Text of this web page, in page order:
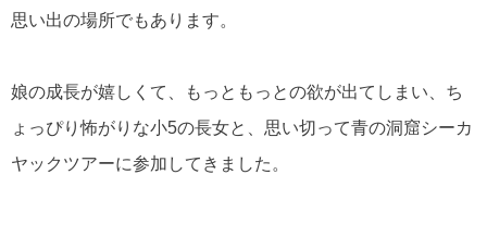
思い出の場所でもあります。
娘の成長が嬉しくて、もっともっとの欲が出てしまい、ち
ょっぴり怖がりな小5の長女と、思い切って青の洞窟シーカ
ヤックツアーに参加してきました。